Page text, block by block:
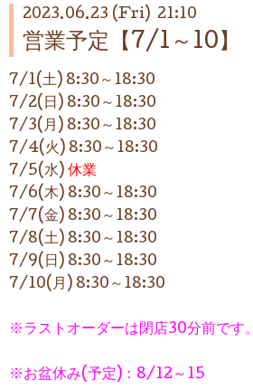
2023.06.23 (Fri) 21:10
営業予定【7/1～10】
7/1(土) 8:30～ 18:30
7/2(日) 8:30～18:30
7/3(月) 8:30～18:30
7/4(火) 8:30～18:30
7/5(水) 休業
7/6(木) 8:30～18:30
7/7(金) 8:30～18:30
7/8(土) 8:30～18:30
7/9(日) 8:30～18:30
7/10(月) 8:30～18:30
※ラストオーダーは閉店30分前です。
※お盆休み(予定)：8/12～15